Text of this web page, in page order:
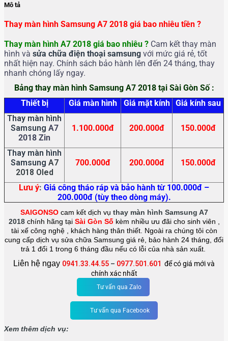
Mô tả
Thay màn hình Samsung A7 2018 giá bao nhiêu tiền ?
Thay màn hình A7 2018 giá bao nhiêu ? Cam kết thay màn
hình và sửa chữa điện thoại samsung với mức giá rẻ, tốt
nhất hiện nay. Chính sách bảo hành lên đến 24 tháng, thay
nhanh chóng lấy ngay.
Bảng thay màn hình Samsung A7 2018 tại Sài Gòn Số :
Thiết bị
Giá màn hình Giá mặt kính
Giá kính sau
Thay màn hình
Samsung A7
2018 Zin
1.100.000đ 200.000đ 150.000đ
Thay màn hình
Samsung A7
2018 Oled
700.000đ 200.000đ 150.000đ
Lưu ý: Giá công tháo ráp và bảo hành từ 100.000đ –
200.000đ (tùy theo dòng máy).
SAIGONSO cam kết dịch vụ thay màn hình Samsung A7
2018 chính hãng tại Sài Gòn Số kèm nhiều ưu đãi cho sinh viên ,
tài xế công nghệ , khách hàng thân thiết. Ngoài ra chúng tôi còn
cung cấp dịch vụ sửa chữa Samsung giá rẻ, bảo hành 24 tháng, đổi
trả 1 đổi 1 trong 6 tháng đầu nếu có lỗi của nhà sản xuất.
Liên hệ ngay 0941.33.44.55 – 0977.501.601 để có giá mới và
chính xác nhất
Tư vấn qua Zalo
Tư vấn qua Facebook
Xem thêm dịch vụ: